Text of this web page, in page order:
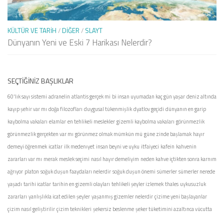
KÜLTÜR VE TARIH / DIĞER / SLAYT
Dünyanın Yeni ve Eski 7 Harikası Nelerdir?
SEÇTIĞINIZ BAŞLIKLAR
60'lık sayı sistemi adranelin atlantis gerçek mi bi insan uyumadan kaç gün yaşardeniz altında
kayıp şehir var mı doğa filozofları duygusal tükenmişlikdyatlov geçidi dünyanın en garip
kaybolma vakaları elamlaren tehlikeli mesleklergizemli kaybolma vakaları görünmezlik
görünmezlik gerçekten var mı görünmez olmak mümkün mü güne zinde başlamak hayır
demeyi öğrenmek icatlar ilk medenıyet insan beyni ve uyku itfaiyeci kafein kahvenin
zararları var mı merak meslek seçimi nasıl hayır demeliyim neden kahve içtikten sonra karnım
ağrıyor platon soğuk duşun faaydaları nelerdirsoğuk duşun önemi sümerlersümerler nerede
yaşadı tarihi icatlartarihin en gizemli olayları tehlikeli şeyler izlemekthales uykusuzluk
zararları yanlışlıkla icat edilen şeyleryaşanmış gizemler nelerdirçizime yeni başlayanlar
çizim nasıl geliştirilirçizim teknikleri şekersiz beslenmeşeker tüketimini azaltınca vücutta